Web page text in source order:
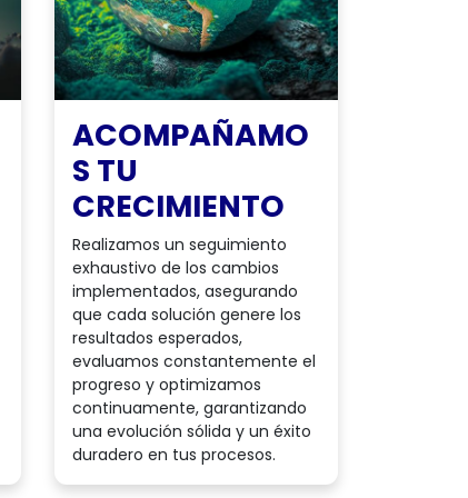
ACOMPAÑAMO
S TU
CRECIMIENTO
Realizamos un seguimiento
exhaustivo de los cambios
implementados, asegurando
que cada solución genere los
resultados esperados,
evaluamos constantemente el
progreso y optimizamos
continuamente, garantizando
una evolución sólida y un éxito
duradero en tus procesos.